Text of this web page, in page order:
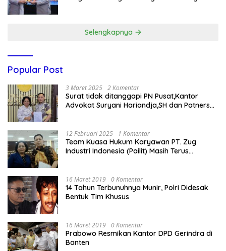
Selengkapnya
Popular Post
3 Maret 2025 2 Komentar
Surat tidak ditanggapi PN Pusat,Kantor
Advokat Suryani Hariandja,SH dan Patners
12 Februari 2025 1 Komentar
Team Kuasa Hukum Karyawan PT. Zug
Industri Indonesia (Pailit) Masih Terus
16 Maret 2019 0 Komentar
14 Tahun Terbunuhnya Munir, Polri Didesak
Bentuk Tim Khusus
16 Maret 2019 0 Komentar
Prabowo Resmikan Kantor DPD Gerindra di
Banten